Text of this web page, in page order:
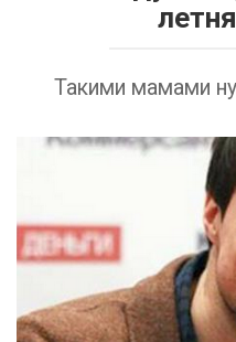
Такими мамами